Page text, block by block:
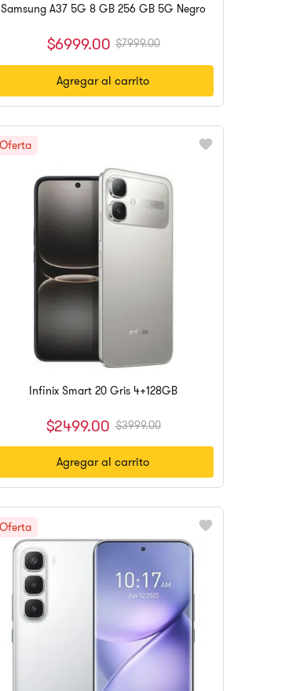
Samsung A37 5G 8 GB 256 GB 5G Negro
$6999.00 $7999.00
Agregar al carrito
Infinix Smart 20 Gris 4+128GB
$2499.00 $3999.00
Agregar al carrito